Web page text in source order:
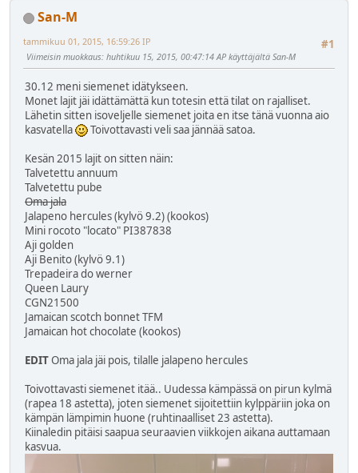
San-M
#1
tammikuu 01, 2015, 16:59:26 IP
Viimeisin muokkaus: huhtikuu 15, 2015, 00:47:14 AP käyttäjältä San-M
30.12 meni siemenet idätykseen.
Monet lajit jäi idättämättä kun totesin että tilat on rajalliset.
Lähetin sitten isoveljelle siemenet joita en itse tänä vuonna aio
kasvatella
Toivottavasti veli saa jännää satoa.
Kesän 2015 lajit on sitten näin:
Talvetettu annuum
Talvetettu pube
Oma jala
Jalapeno hercules (kylvö 9.2) (kookos)
Mini rocoto "locato" PI387838
Aji golden
Aji Benito (kylvö 9.1)
Trepadeira do werner
Queen Laury
CGN21500
Jamaican scotch bonnet TFM
Jamaican hot chocolate (kookos)
EDITOma jala jäi pois, tilalle jalapeno hercules
Toivottavasti siemenet itää.. Uudessa kämpässä on pirun kylmä
(rapea 18 astetta), joten siemenet sijoitettiin kylppäriin joka on
kämpän lämpimin huone (ruhtinaalliset 23 astetta).
Kiinaledin pitäisi saapua seuraavien viikkojen aikana auttamaan
kasvua.